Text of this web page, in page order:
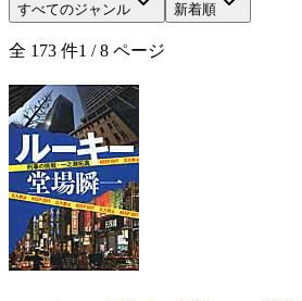
すべてのジャンル 新着順
全 173 件1 /8 ページ